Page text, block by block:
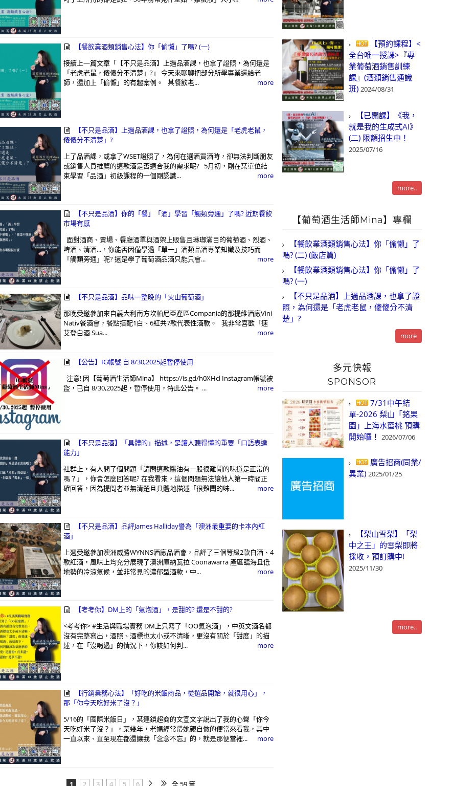
【預約課程】<
全台唯一授課>『專
業葡萄酒銷售訓練
課』(酒類銷售通識
班) 2024/08/31
【已開課】《我，
就是我的生成式AI》
(二) 限額招生中！
2025/07/16
more..
【葡萄酒生活師Mina】專欄
【餐飲業酒類銷售心法】你「偷懶」了
嗎? (二) (飯店篇)
【餐飲業酒類銷售心法】你「偷懶」了
嗎? (一)
【不只是品酒】上過品酒課，也拿了證
照，為何還是「老虎老鼠，傻傻分不清
楚」?
more
多元快報
SPONSOR
7/31中午結
單-2026 梨山「銘果
園」上海水蜜桃 預購
開始囉！ 2026/07/06
廣告招商(同業/
異業) 2025/01/25
【梨山雪梨】「梨
中之王」的雪梨即將
採收，預訂購中!
2025/11/30
more..
【餐飲業酒類銷售心法】你「偷懶」了嗎? (一)
接續上一篇文章「【不只是品酒】上過品酒課，也拿了證照，為何還是
「老虎老鼠，傻傻分不清楚」?」 今天來聊聊把部分所學專業還給老
師，還加上「偷懶」的有趣案例。 某餐飲老...
more
【不只是品酒】上過品酒課，也拿了證照，為何還是「老虎老鼠，
傻傻分不清楚」?
上了品酒課，或拿了WSET證照了，為何在選酒買酒時，卻無法判斷朋友
或銷售人員推薦的這款酒是否適合我的需求呢? 5月初，剛在某單位結
束學習「品酒」初級課程的一個剛認識...
more
【不只是品酒】你的「餐」「酒」學習「觸類旁通」了嗎? 近期餐飲
市場有感
面對酒商、賣場、餐廳酒單與酒架上販售且琳瑯滿目的葡萄酒、烈酒、
啤酒、清酒...，你能否因僅學過「單一」酒類品酒專業知識及技巧而
「觸類旁通」呢? 還是學了葡萄酒品酒只能只會...
more
【不只是品酒】品味一整晚的「火山葡萄酒」
​ 那晚受邀參加來自義大利南方坎帕尼亞產區Compania的那提維酒廠Vini
Nativ餐酒會，餐點搭配1白、6紅共7款代表性酒款。 我非常喜歡「速
艾登白酒 Sua...
more
【公告】IG帳號 自 8/30,2025起暫停使用
注意! 因【葡萄酒生活師Mina】 https://is.gd/h0XHcl Instagram帳號被
盜，已自 8/30,2025起，暫停使用，特此公告。 ...
more
【不只是品酒】「具體的」描述，是讓人聽得懂的重要「口語表達
能力」
社群上，有人問了個問題「請問這款醬油有一股很難聞的味道是正常的
嗎？」，你會怎麼回答呢? 在我看來，這個問題無法讓他人第一時間正
確回答，因為提問者並無清楚且具體地描述「很難聞的味...
more
【不只是品酒】品評James Halliday譽為「澳洲最重要的卡本內紅
酒」
上週受邀參加澳洲威勝WYNNS酒廠品酒會，品評了三個等級2款白酒、4
款紅酒，風味上均充分展現了澳洲庫納瓦拉 Coonawarra 產區臨海且低
地勢的冷涼氣候，並非常見的濃郁型酒款，中...
more
【考考你】DM上的「氣泡酒」，是甜的? 還是不甜的?
<考考你> #生活與職場實務 DM上只寫了「OO氣泡酒」，中英文酒名都
沒有完整寫出，酒照、酒標也太小或不清晰，更沒有關於「甜度」的描
述，在「沒喝過」的情況下，你該如何判...
more
【行銷業務心法】「好吃的米飯商品，從選品開始，就很用心」，
那「你今天吃好米了沒？」
5/16的「國際米飯日」，某連鎖超商的文宣文字說出了我的心聲「你今
天吃好米了沒？」，某幾年，老媽經常帶她親自做的便當來看我，其中
一直以來、直至現在都還讓我「念念不忘」的，就是那便當裡...
more
1 2 3 4 5 6 全 59 筆